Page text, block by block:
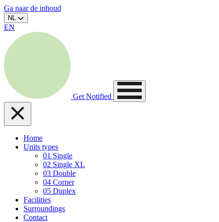
Ga naar de inhoud
NL
EN
Get Notified
Home
Units types
01 Single
02 Single XL
03 Double
04 Corner
05 Duplex
Facilities
Surroundings
Contact